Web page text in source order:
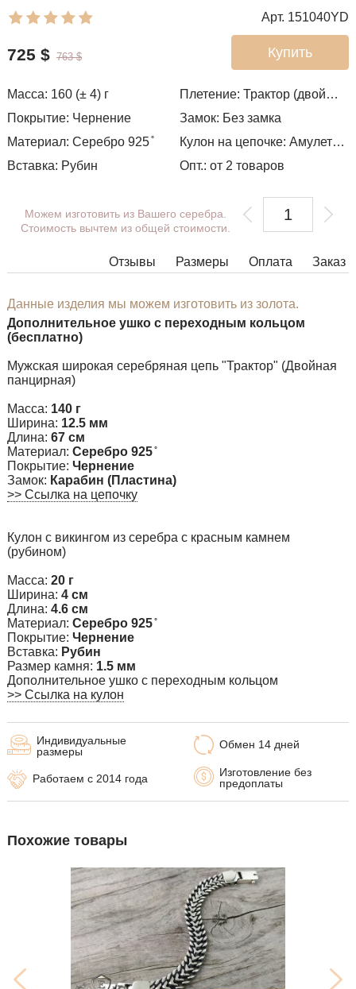
Арт. 151040YD
Купить
725 $ 763 $
Масса: 160 (± 4) г Плетение:Трактор (двойное панцирное)
Покрытие: Чернение
Замок: Без замка
Материал: Серебро 925 ̊
Кулон на цепочке: Амулет с викингом
Вставка: Рубин
Опт.: от 2 товаров
Можем изготовить из Вашего серебра.
Стоимость вычтем из общей стоимости.
Отзывы Заказ
Оплата
Размеры
Данные изделия мы можем изготовить из золота.
Дополнительное ушко с переходным кольцом
(бесплатно)
Мужская широкая серебряная цепь "Трактор" (Двойная
панцирная)
Масса: 140 г
Ширина: 12.5 мм
Длина: 67 см
Материал: Серебро 925 ̊
Покрытие: Чернение
Замок: Карабин (Пластина)
>> Ссылка на цепочку
Кулон с викингом из серебра с красным камнем
(рубином)
Масса: 20 г
Ширина: 4 см
Длина: 4.6 см
Материал: Серебро 925 ̊
Покрытие: Чернение
Вставка: Рубин
Размер камня: 1.5 мм
Дополнительное ушко с переходным кольцом
>> Ссылка на кулон
Обмен 14 дней
Изготовление без
предоплаты
Индивидуальные
размеры
Работаем с 2014 года
Похожие товары